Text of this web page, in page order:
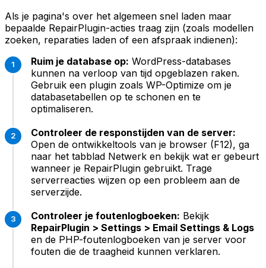
Als je pagina's over het algemeen snel laden maar
bepaalde RepairPlugin-acties traag zijn (zoals modellen
zoeken, reparaties laden of een afspraak indienen):
Ruim je database op: WordPress-databases
kunnen na verloop van tijd opgeblazen raken.
Gebruik een plugin zoals WP-Optimize om je
databasetabellen op te schonen en te
optimaliseren.
Controleer de responstijden van de server:
Open de ontwikkeltools van je browser (F12), ga
naar het tabblad Netwerk en bekijk wat er gebeurt
wanneer je RepairPlugin gebruikt. Trage
serverreacties wijzen op een probleem aan de
serverzijde.
Controleer je foutenlogboeken: Bekijk
RepairPlugin > Settings > Email Settings & Logs
en de PHP-foutenlogboeken van je server voor
fouten die de traagheid kunnen verklaren.